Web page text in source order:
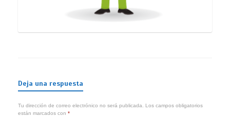
Deja una respuesta
Tu dirección de correo electrónico no será publicada.
Los campos obligatorios
están marcados con *